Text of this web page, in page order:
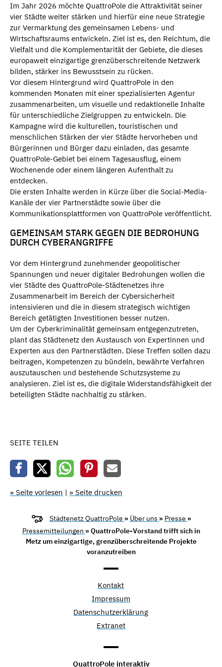
Im Jahr 2026 möchte QuattroPole die Attraktivität seiner
vier Städte weiter stärken und hierfür eine neue Strategie
zur Vermarktung des gemeinsamen Lebens- und
Wirtschaftsraums entwickeln. Ziel ist es, den Reichtum, die
Vielfalt und die Komplementarität der Gebiete, die dieses
europaweit einzigartige grenzüberschreitende Netzwerk
bilden, stärker ins Bewusstsein zu rücken.
Vor diesem Hintergrund wird QuattroPole in den
kommenden Monaten mit einer spezialisierten Agentur
zusammenarbeiten, um visuelle und redaktionelle Inhalte
für unterschiedliche Zielgruppen zu entwickeln. Die
Kampagne wird die kulturellen, touristischen und
menschlichen Stärken der vier Städte hervorheben und
Bürgerinnen und Bürger dazu einladen, das gesamte
QuattroPole-Gebiet bei einem Tagesausflug, einem
Wochenende oder einem längeren Aufenthalt zu
entdecken.
Die ersten Inhalte werden in Kürze über die Social-Media-
Kanäle der vier Partnerstädte sowie über die
Kommunikationsplattformen von QuattroPole veröffentlicht.
GEMEINSAM STARK GEGEN DIE BEDROHUNG
DURCH CYBERANGRIFFE
Vor dem Hintergrund zunehmender geopolitischer
Spannungen und neuer digitaler Bedrohungen wollen die
vier Städte des QuattroPole-Städtenetzes ihre
Zusammenarbeit im Bereich der Cybersicherheit
intensivieren und die in diesem strategisch wichtigen
Bereich getätigten Investitionen besser nutzen.
Um der Cyberkriminalität gemeinsam entgegenzutreten,
plant das Städtenetz den Austausch von Expertinnen und
Experten aus den Partnerstädten. Diese Treffen sollen dazu
beitragen, Kompetenzen zu bündeln, bewährte Verfahren
auszutauschen und bestehende Schutzsysteme zu
analysieren. Ziel ist es, die digitale Widerstandsfähigkeit der
beteiligten Städte nachhaltig zu stärken.
SEITE TEILEN
» Seite vorlesen | » Seite drucken
Städtenetz QuattroPole » Über uns » Presse »
Pressemitteilungen » QuattroPole-Vorstand trifft sich in
Metz um einzigartige, grenzüberschreitende Projekte
voranzutreiben
Kontakt
Impressum
Datenschutzerklärung
Extranet
QuattroPole interaktiv